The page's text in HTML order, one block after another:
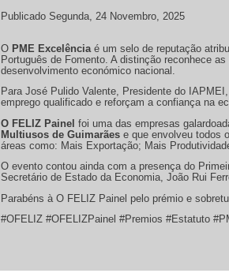
Publicado Segunda, 24 Novembro, 2025
O PME Excelência é um selo de reputação
Português de Fomento. A distinção reconhece
desenvolvimento económico nacional.
Para José Pulido Valente, Presidente do
emprego qualificado e reforçam a confiança na
O FELIZ Painel foi uma das empresas
Multiusos de Guimarães e que envolveu todos
áreas como: Mais Exportação; Mais
O evento contou ainda com a presença do
Secretário de Estado da Economia, João Rui
Parabéns à O FELIZ Painel pelo prémio e
#OFELIZ #OFELIZPainel #Premios #Estatuto